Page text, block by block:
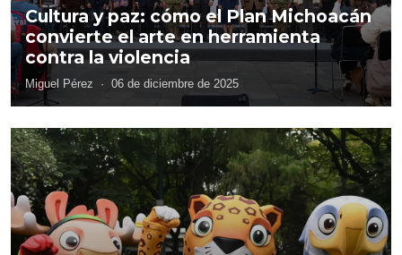
Cultura y paz: cómo el Plan Michoacán
convierte el arte en herramienta
contra la violencia
Miguel Pérez · 06 de diciembre de 2025